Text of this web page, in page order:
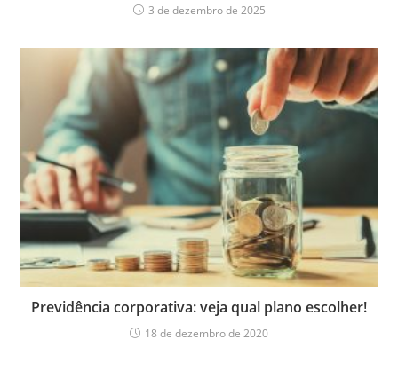
3 de dezembro de 2025
Previdência corporativa: veja qual plano escolher!
18 de dezembro de 2020